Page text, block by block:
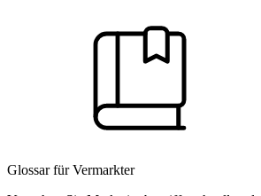
Glossar für Vermarkter